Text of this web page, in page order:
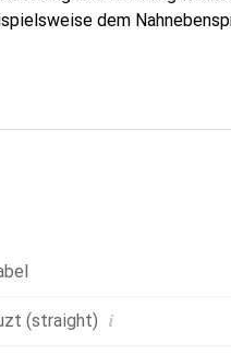
dem
Jedes Kabel ist mit einer
vom Stecker verhindert.
der Stecker ermöglicht.
(straight) i